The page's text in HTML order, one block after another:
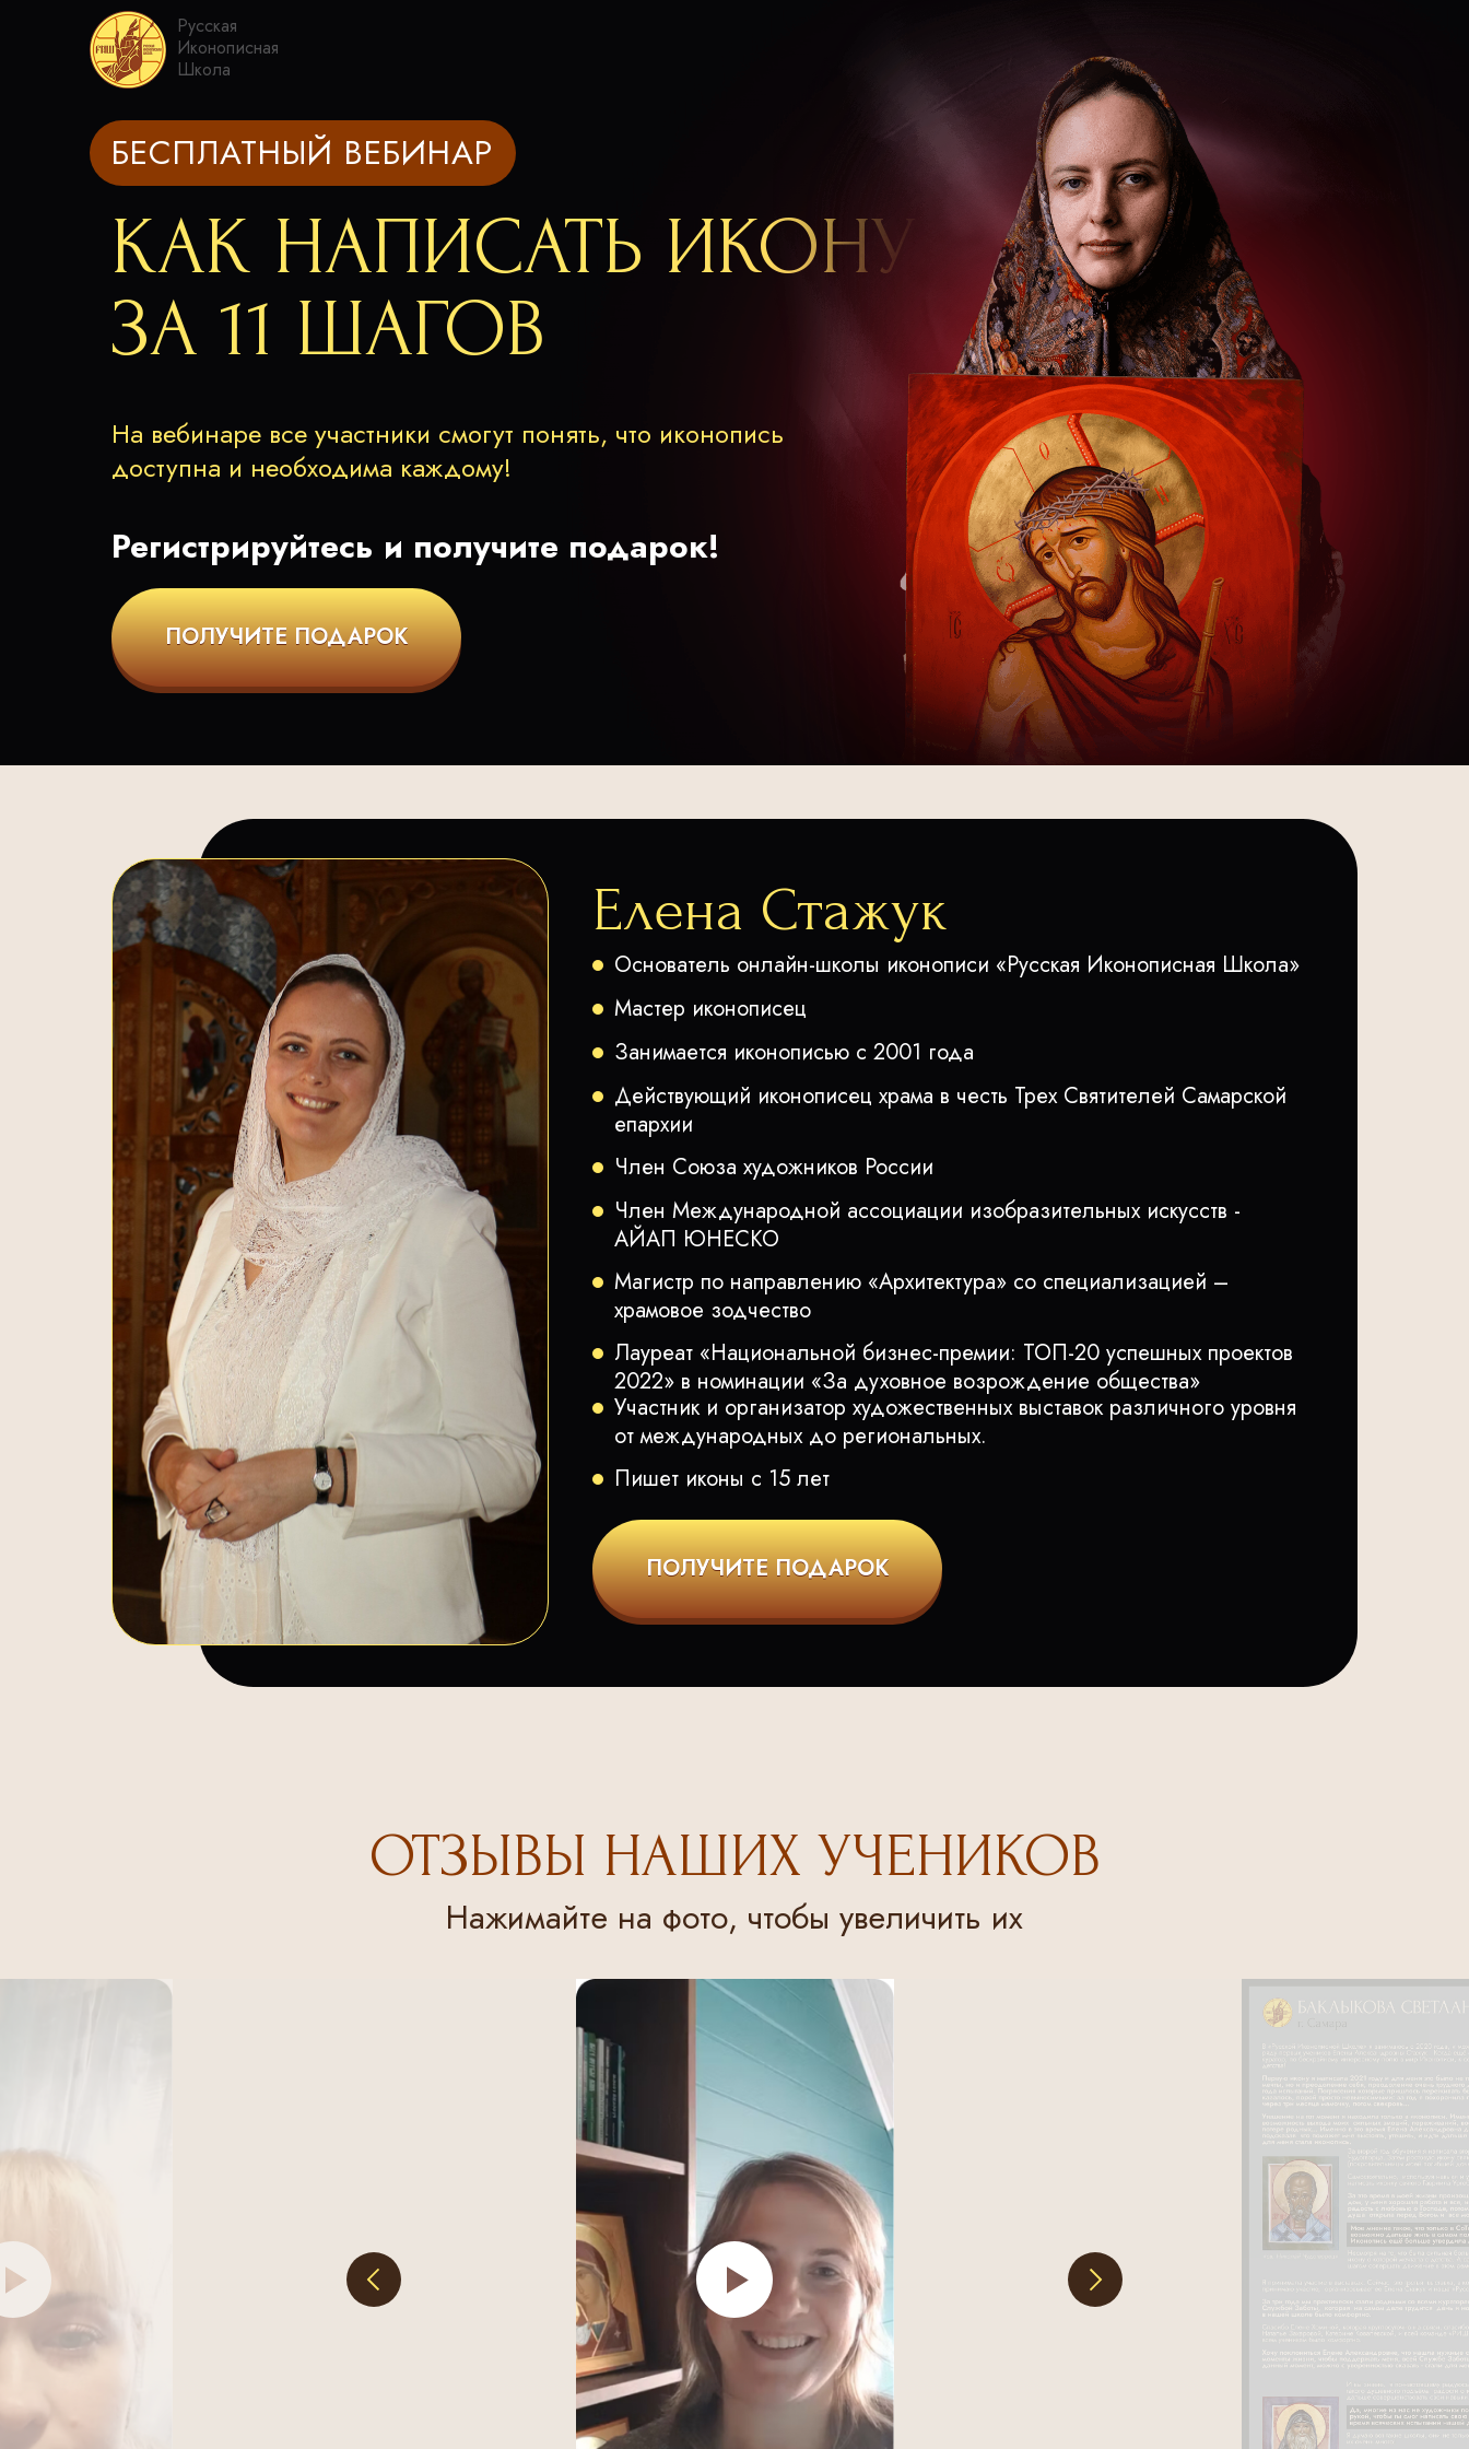
Русская
Иконописная
Школа
КАК НАПИСАТЬ ИКОНУ
ЗА 11 ШАГОВ
ПОЛУЧИТЕ ПОДАРОК
БЕСПЛАТНЫЙ ВЕБИНАР
На вебинаре все участники смогут понять, что иконопись
доступна и необходима каждому!
Регистрируйтесь и получите подарок!
Елена Стажук
ПОЛУЧИТЕ ПОДАРОК
Основатель онлайн-школы иконописи «Русская Иконописная Школа»
Мастер иконописец
Занимается иконописью с 2001 года
Действующий иконописец храма в честь Трех Святителей Самарской
епархии
Член Союза художников России
Член Международной ассоциации изобразительных искусств -
АЙАП ЮНЕСКО
Магистр по направлению «Архитектура» со специализацией –
храмовое зодчество
Лауреат «Национальной бизнес-премии: ТОП-20 успешных проектов
2022» в номинации «За духовное возрождение общества»
Участник и организатор художественных выставок различного уровня
от международных до региональных.
Пишет иконы с 15 лет
Нажимайте на фото, чтобы увеличить их
ОТЗЫВЫ НАШИХ УЧЕНИКОВ